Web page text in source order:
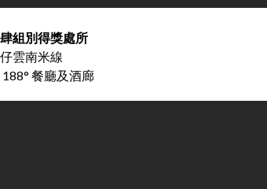
組別得獎處所
雲南米線
188° 餐廳及酒廊